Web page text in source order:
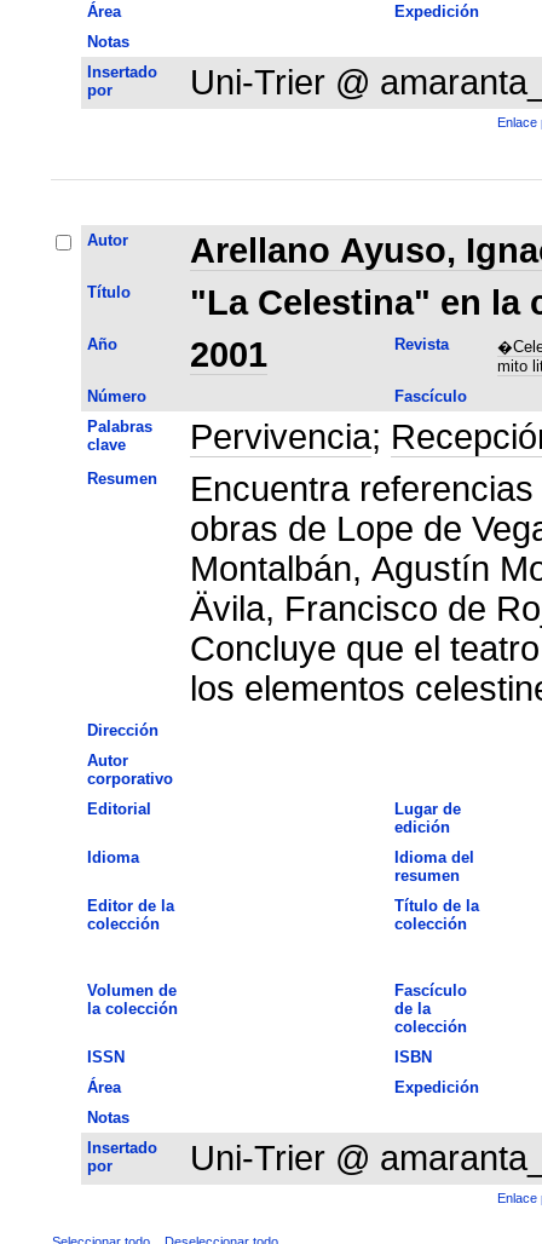
Área
Expedición
Notas
Insertado
por
Uni-Trier @
Enlace
Autor Arellano Ayuso,
Título "La Celestina" en la
Año 2001 Revista
mito
Número
Fascículo
Palabras
clave
Pervivencia;
Resumen
Encuentra
obras de Lope de
Montalbán, Agustín
Ävila, Francisco de
Concluye que el
los elementos
Dirección
Autor
corporativo
Editorial
Lugar de
edición
Idioma
Idioma del
resumen
Editor de la
colección
Título de la
colección
Volumen de
la colección
Fascículo
de la
colección
ISSN
ISBN
Área
Expedición
Notas
Insertado
por
Uni-Trier @
Enlace